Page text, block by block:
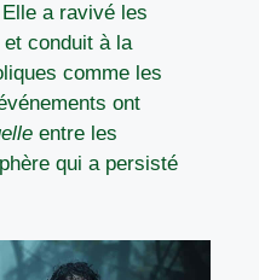
a ravivé les
conduit à la
comme les
ont
entre les
qui a persisté